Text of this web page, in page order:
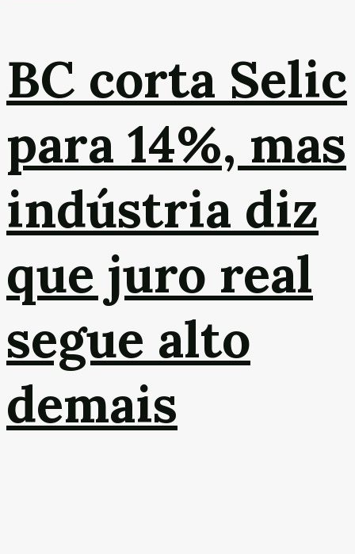
BC corta Selic
para 14%, mas
indústria diz
que juro real
segue alto
demais